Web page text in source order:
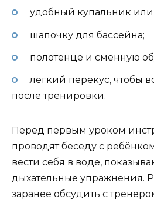
удобный купальник или
шапочку для бассейна;
полотенце и сменную
лёгкий перекус, чтобы
после тренировки.
Перед первым уроком
проводят беседу с
вести себя в воде,
дыхательные упражнения.
заранее обсудить с